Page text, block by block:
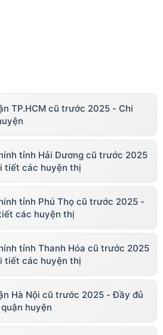
TP.HCM cũ trước 2025 - Chi
tỉnh Hải Dương cũ trước 2025
tiết các huyện thị
tỉnh Phú Thọ cũ trước 2025 -
các huyện thị
tỉnh Thanh Hóa cũ trước 2025
tiết các huyện thị
Hà Nội cũ trước 2025 - Đầy đủ
huyện